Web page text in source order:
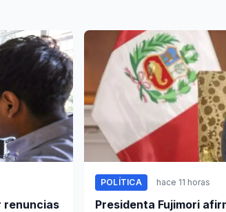
renuncias
POLÍTICA hace 11 horas
Presidenta Fujimori